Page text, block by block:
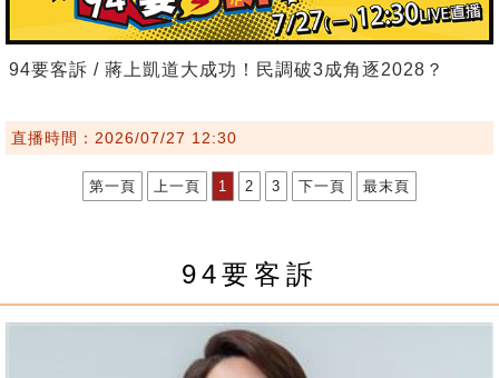
94要客訴 / 蔣上凱道大成功！民調破3成角逐2028？
直播時間：2026/07/27 12:30
第一頁 上一頁 1 2 3 下一頁 最末頁
94要客訴